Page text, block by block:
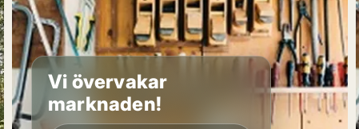
Vi övervakar
marknaden!